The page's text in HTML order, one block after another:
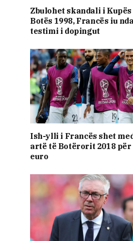
Zbulohet skandali i Kupës
Botës 1998, Francës iu
testimi i dopingut
Ish-ylli i Francës shet
artë të Botërorit 2018 për
euro